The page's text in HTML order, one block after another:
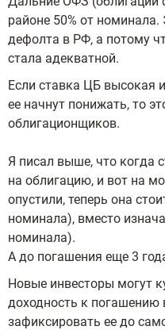
районе 50% от номинала.
дефолта в РФ, а потому
стала адекватной.
Если ставка ЦБ высокая
ее начнут понижать, то
облигационщиков.
Я писал выше, что когда
на облигацию, и вот на
опустили, теперь она
номинала), вместо
номинала).
А до погашения еще 3
Новые инвесторы могут
доходность к погашению
зафиксировать ее до